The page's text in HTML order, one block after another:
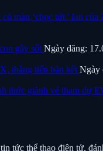
màn ‘chọc tức’ fan của
gây sốt Ngày đăng:
thẳng tiến bán kết Ngày
thức giành vé tham dự
tức thể thao điện tử,